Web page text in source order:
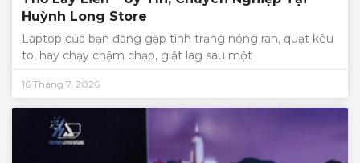
Huỳnh Long Store
Laptop của bạn đang gặp tình trạng nóng ran, quạt kêu
to, hay chạy chậm chạp, giật lag sau một
16 Tháng 7, 2026